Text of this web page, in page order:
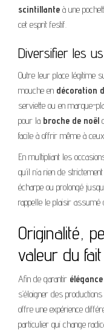
scintillante à une
cet esprit festif.
Diversifier les
Outre leur place légitime
mouche en décoration
serviette ou en marque-
pour la broche de noël
facile à offrir même à
En multipliant les
qu’il n’a rien de
écharpe ou prolongé
rappelle le plaisir assumé
Originalité,
valeur du
Afin de garantir élégance
s’éloigner des
offre une expérience
particulier qui change